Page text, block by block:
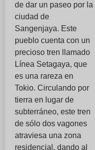
de dar un paseo por la
ciudad de
Sangenjaya. Este
pueblo cuenta con un
precioso tren llamado
Línea Setagaya, que
es una rareza en
Tokio. Circulando por
tierra en lugar de
subterráneo, este tren
de sólo dos vagones
atraviesa una zona
residencial, dando al